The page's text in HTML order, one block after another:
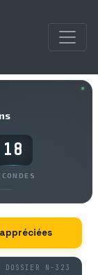
17
DOSSIER N-323